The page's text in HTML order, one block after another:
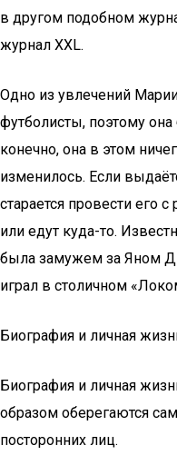
в другом подобном
журнал XXL.
Одно из увлечений
футболисты, поэтому
конечно, она в этом
изменилось. Если
старается провести его
или едут куда-то.
была замужем за Яном
играл в столичном
Биография и личная
Биография и личная
образом оберегаются
посторонних лиц.